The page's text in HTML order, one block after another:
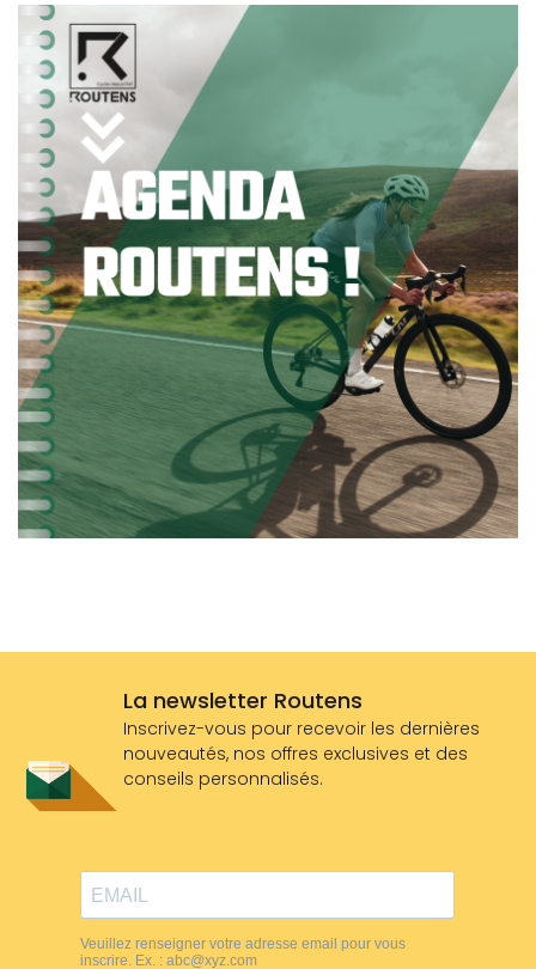
La newsletter Routens
Inscrivez-vous pour recevoir les dernières
nouveautés, nos offres exclusives et des
conseils personnalisés.